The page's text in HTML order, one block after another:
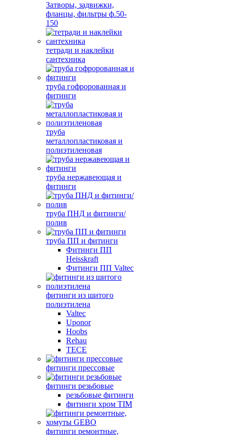
Затворы, задвижки,
фланцы, фильтры ф.50-
150
тетради и наклейки
сантехника
труба гофророванная и
фитинги
труба
металлопластиковая и
полиэтиленовая
труба нержавеющая и
фитинги
труба ПНД и фитинги/
полив
труба ПП и фитинги
Фитинги ПП
Heisskraft
Фитинги ПП Valtec
фитинги из шитого
полиэтилена
Valtec
Uponor
Hoobs
Rehau
TECE
фитинги прессовые
фитинги резьбовые
резьбовые фитинги
фитинги хром TIM
фитинги ремонтные,